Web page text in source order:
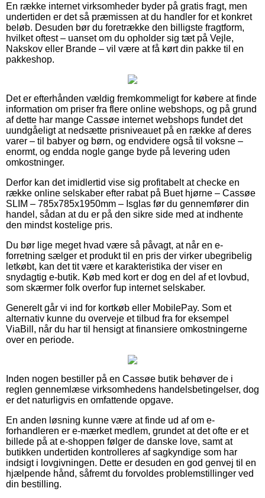
En række internet virksomheder byder på gratis fragt, men
undertiden er det så præmissen at du handler for et konkret
beløb. Desuden bør du foretrække den billigste fragtform,
hvilket oftest – uanset om du opholder sig tæt på Vejle,
Nakskov eller Brande – vil være at få kørt din pakke til en
pakkeshop.
Det er efterhånden vældig fremkommeligt for købere at finde
information om priser fra flere online webshops, og på grund
af dette har mange Cassøe internet webshops fundet det
uundgåeligt at nedsætte prisniveauet på en række af deres
varer – til babyer og børn, og endvidere også til voksne –
enormt, og endda nogle gange byde på levering uden
omkostninger.
Derfor kan det imidlertid vise sig profitabelt at checke en
række online selskaber efter rabat på Buet hjørne – Cassøe
SLIM – 785x785x1950mm – Isglas før du gennemfører din
handel, sådan at du er på den sikre side med at indhente
den mindst kostelige pris.
Du bør lige meget hvad være så påvagt, at når en e-
forretning sælger et produkt til en pris der virker ubegribelig
letkøbt, kan det tit være et karakteristika der viser en
snydagtig e-butik. Køb med kort er dog en del af et lovbud,
som skærmer folk overfor fup internet selskaber.
Generelt går vi ind for kortkøb eller MobilePay. Som et
alternativ kunne du overveje et tilbud fra for eksempel
ViaBill, når du har til hensigt at finansiere omkostningerne
over en periode.
Inden nogen bestiller på en Cassøe butik behøver de i
reglen gennemlæse virksomhedens handelsbetingelser, dog
er det naturligvis en omfattende opgave.
En anden løsning kunne være at finde ud af om e-
forhandleren er e-mærket medlem, grundet at det ofte er et
billede på at e-shoppen følger de danske love, samt at
butikken undertiden kontrolleres af sagkyndige som har
indsigt i lovgivningen. Dette er desuden en god genvej til en
hjælpende hånd, såfremt du forvoldes problemstillinger ved
din bestilling.